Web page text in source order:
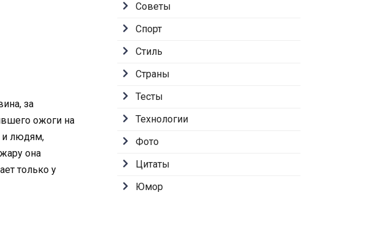
за
ожоги на
и людям,
она
только у
Советы
Спорт
Стиль
Страны
Тесты
Технологии
Фото
Цитаты
Юмор